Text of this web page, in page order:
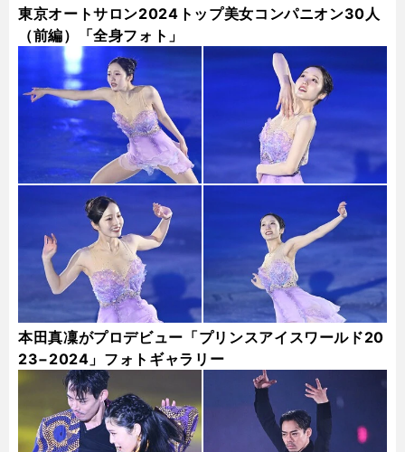
東京オートサロン2024トップ美女コンパニオン30人
（前編）「全身フォト」
本田真凜がプロデビュー「プリンスアイスワールド20
23−2024」フォトギャラリー